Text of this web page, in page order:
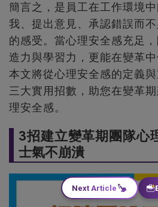
簡言之，是員工在工作環境
我、提出意見、承認錯誤而
的感受。當心理安全感充足
造力與學習力，更能在變革中
本文將從心理安全感的定義
三大實用招數，助您在變革
理安全感。
3招建立變革期團隊心
士氣不崩潰
Next Article